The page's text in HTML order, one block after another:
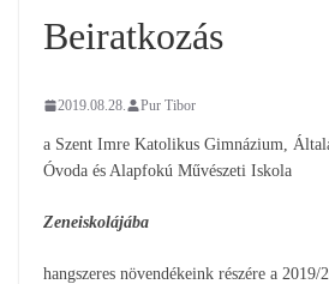
Beiratkozás
2019.08.28. Pur Tibor
a Szent Imre Katolikus Gimnázium,
Óvoda és Alapfokú Művészeti Iskola
Zeneiskolájába
hangszeres növendékeink részére a